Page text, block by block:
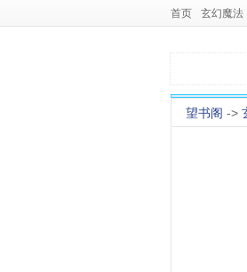
首页 玄幻魔法
望书阁 ->